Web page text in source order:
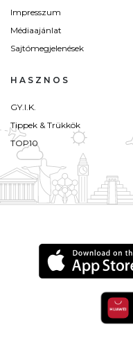
Impresszum
Médiaajánlat
Sajtómegjelenések
HASZNOS
GY.I.K.
Tippek & Trükkök
TOP10